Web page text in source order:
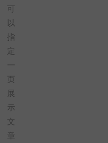
可
以
指
定
一
页
展
示
文
章